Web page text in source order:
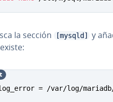
la sección [mysqld]
y
= /var/log/